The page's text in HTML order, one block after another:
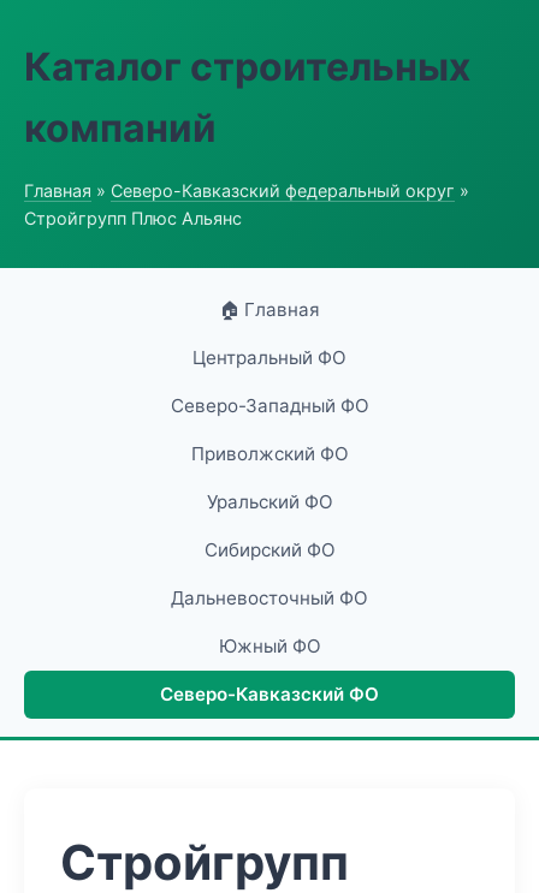
Каталог строительных
компаний
Главная » Северо-Кавказский федеральный округ »
Стройгрупп Плюс Альянс
🏠 Главная
Центральный ФО
Северо-Западный ФО
Приволжский ФО
Уральский ФО
Сибирский ФО
Дальневосточный ФО
Южный ФО
Северо-Кавказский ФО
Стройгрупп